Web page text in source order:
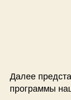
Далее
программы